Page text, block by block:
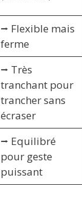
⭢ Flexible mais
ferme
⭢ Très
tranchant pour
trancher sans
écraser
⭢ Equilibré
pour geste
puissant